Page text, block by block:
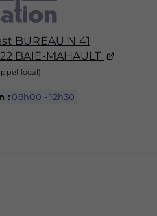
BUREAU N 41
BAIE-MAHAULT
: 08h00 - 12h30